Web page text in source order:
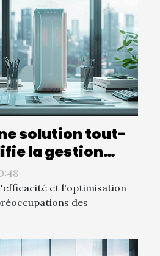
solution tout-
la gestion
et l'optimisation
des